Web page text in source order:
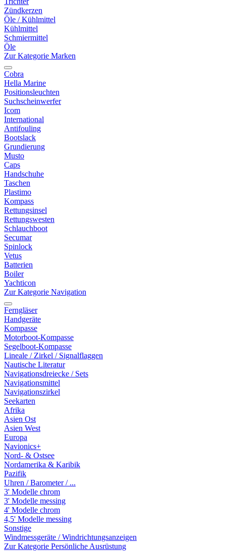
Zündkerzen
Öle / Kühlmittel
Kühlmittel
Schmiermittel
Öle
Zur Kategorie Marken
Cobra
Hella Marine
Positionsleuchten
Suchscheinwerfer
Icom
International
Antifouling
Bootslack
Grundierung
Musto
Caps
Handschuhe
Taschen
Plastimo
Kompass
Rettungsinsel
Rettungswesten
Schlauchboot
Secumar
Spinlock
Vetus
Batterien
Boiler
Yachticon
Zur Kategorie Navigation
Ferngläser
Handgeräte
Kompasse
Motorboot-Kompasse
Segelboot-Kompasse
Lineale / Zirkel / Signalflaggen
Nautische Literatur
Navigationsdreiecke / Sets
Navigationsmittel
Navigationszirkel
Seekarten
Afrika
Asien Ost
Asien West
Europa
Navionics+
Nord- & Ostsee
Nordamerika & Karibik
Pazifik
Uhren / Barometer / ...
3' Modelle chrom
3' Modelle messing
4' Modelle chrom
4,5' Modelle messing
Sonstige
Windmessgeräte / Windrichtungsanzeigen
Zur Kategorie Persönliche Ausrüstung